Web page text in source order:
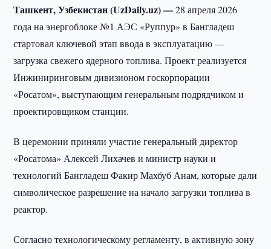
Ташкент, Узбекистан (UzDaily.uz) —28 апреля 2026
года на энергоблоке №1 АЭС «Руппур» в Бангладеш
стартовал ключевой этап ввода в эксплуатацию —
загрузка свежего ядерного топлива. Проект реализуется
Инжиниринговым дивизионом госкорпорации
«Росатом», выступающим генеральным подрядчиком и
проектировщиком станции.
В церемонии приняли участие генеральный директор
«Росатома» Алексей Лихачев и министр науки и
технологий Бангладеш Факир Махбуб Анам, которые дали
символическое разрешение на начало загрузки топлива в
реактор.
Согласно технологическому регламенту, в активную зону